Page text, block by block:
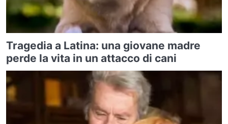
Tragedia a Latina: una giovane madre
perde la vita in un attacco di cani